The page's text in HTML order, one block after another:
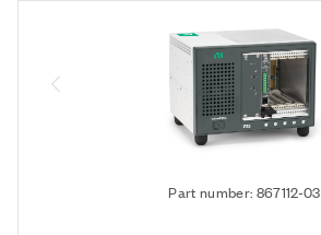
Part number: 867112-03